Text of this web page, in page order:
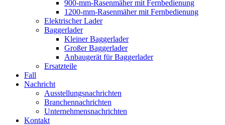
900-mm-Rasenmäher mit Fernbedienung
1200-mm-Rasenmäher mit Fernbedienung
Elektrischer Lader
Baggerlader
Kleiner Baggerlader
Großer Baggerlader
Anbaugerät für Baggerlader
Ersatzteile
Fall
Nachricht
Ausstellungsnachrichten
Branchennachrichten
Unternehmensnachrichten
Kontakt